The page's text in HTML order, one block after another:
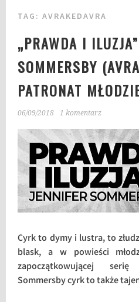
TAG:AVRAKEDAVRA
„PRAWDA I
SOMMERSBY
PATRONAT
06/09/2018 1 komentarz
Cyrk to dymy i lustra, to
blask, a w powieści
zapoczątkowującej serię
Sommersby cyrk to także